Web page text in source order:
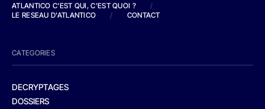
ATLANTICO C'EST QUI, C'EST QUOI ?
/
LE RESEAU D'ATLANTICO
/ CONTACT
CATEGORIES
DECRYPTAGES
DOSSIERS